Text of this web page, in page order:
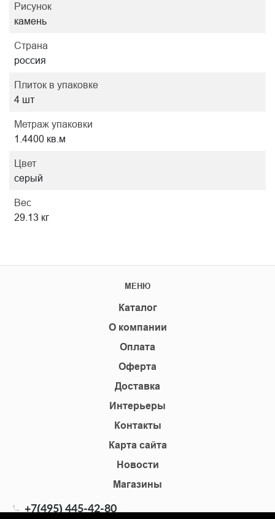
Рисунок
камень
Страна
россия
Плиток в упаковке
4 шт
Метраж упаковки
1.4400 кв.м
Цвет
серый
Вес
29.13 кг
МЕНЮ
Каталог
О компании
Оплата
Оферта
Доставка
Интерьеры
Контакты
Карта сайта
Новости
Магазины
+7(495) 445-42-80